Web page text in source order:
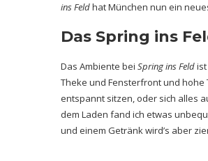
ins Feldhat München nun ein
Das Spring ins
Das Ambiente bei Spring ins Feld
Theke und Fensterfront und hohe
entspannt sitzen, oder sich alles
dem Laden fand ich etwas
und einem Getränk wird’s aber